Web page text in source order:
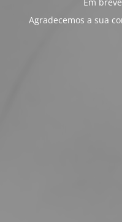
Agradecemos a sua